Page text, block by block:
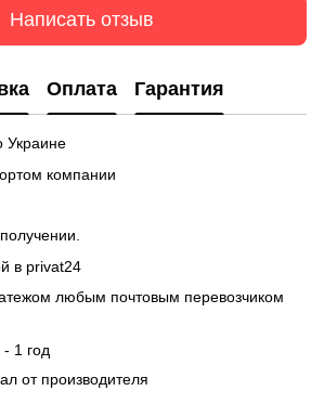
Написать отзыв
Оплата Гарантия
Украине
компании
в privat24
любым почтовым перевозчиком
1 год
от производителя